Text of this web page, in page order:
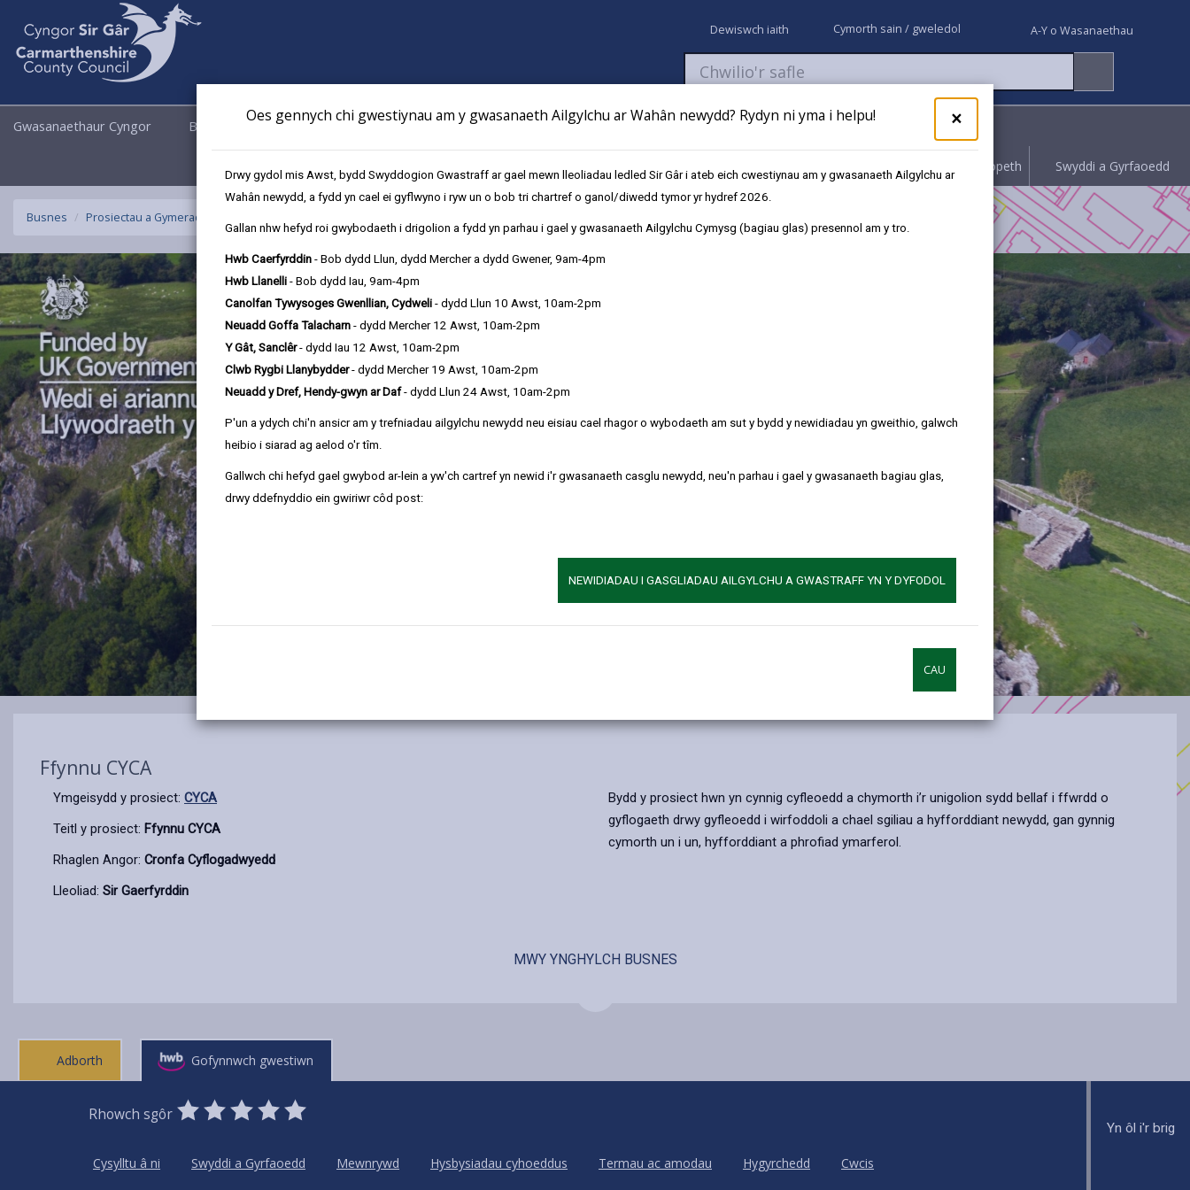
×
Oes gennych chi gwestiynau am y gwasanaeth Ailgylchu ar Wahân newydd? Rydyn ni yma i helpu!
Drwy gydol mis Awst, bydd Swyddogion Gwastraff ar gael mewn lleoliadau ledled Sir Gâr i ateb eich cwestiynau am y gwasanaeth Ailgylchu ar
Wahân newydd, a fydd yn cael ei gyflwyno i ryw un o bob tri chartref o ganol/diwedd tymor yr hydref 2026.
Gallan nhw hefyd roi gwybodaeth i drigolion a fydd yn parhau i gael y gwasanaeth Ailgylchu Cymysg (bagiau glas) presennol am y tro.
Hwb Caerfyrddin - Bob dydd Llun, dydd Mercher a dydd Gwener, 9am-4pm
Hwb Llanelli - Bob dydd Iau, 9am-4pm
Canolfan Tywysoges Gwenllian, Cydweli - dydd Llun 10 Awst, 10am-2pm
Neuadd Goffa Talacharn - dydd Mercher 12 Awst, 10am-2pm
Y Gât, Sanclêr- dydd Iau 12 Awst, 10am-2pm
Clwb Rygbi Llanybydder- dydd Mercher 19 Awst, 10am-2pm
Neuadd y Dref, Hendy-gwyn ar Daf- dydd Llun 24 Awst, 10am-2pm
P'un a ydych chi'n ansicr am y trefniadau ailgylchu newydd neu eisiau cael rhagor o wybodaeth am sut y bydd y newidiadau yn gweithio, galwch
heibio i siarad ag aelod o'r tîm.
Gallwch chi hefyd gael gwybod ar-lein a yw'ch cartref yn newid i'r gwasanaeth casglu newydd, neu'n parhau i gael y gwasanaeth bagiau glas,
drwy ddefnyddio ein gwiriwr côd post:
NEWIDIADAU I GASGLIADAU AILGYLCHU A GWASTRAFF YN Y DYFODOL
CAU
Dewiswch iaith Cymorth sain / gweledol A-Y o Wasanaethau
Gwasanaethaur Cyngor Busnes Cyngor a Democratiaeth Newyddion
Fy Nghyfrifon Talu Cyflwyno cais Rhoi gwybod Hawliwch bopeth Swyddi a Gyrfaoedd
Busnes Prosiectau a Gymeradwywyd Cronfa Ffyniant Gyffredin y Deyrnas Unedig - Cronfa Cyflogadwyedd
Ffynnu CYCA
Ymgeisydd y prosiect: CYCA
Teitl y prosiect: Ffynnu CYCA
Rhaglen Angor: Cronfa Cyflogadwyedd
Lleoliad: Sir Gaerfyrddin
Bydd y prosiect hwn yn cynnig cyfleoedd a chymorth i’r unigolion sydd bellaf i ffwrdd o
gyflogaeth drwy gyfleoedd i wirfoddoli a chael sgiliau a hyfforddiant newydd, gan gynnig
cymorth un i un, hyfforddiant a phrofiad ymarferol.
MWY YNGHYLCH BUSNES
Adborth Gofynnwch gwestiwn
Rhowch sgôr
0
Stars
1
Star
2
Stars
3
Stars
4
Stars
5
Stars
Cysylltu â ni
Swyddi a Gyrfaoedd Mewnrywd Hysbysiadau cyhoeddus Termau ac amodau Hygyrchedd Cwcis
Yn ôl i'r brig